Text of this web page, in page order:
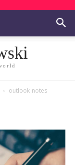
outlook-notes-